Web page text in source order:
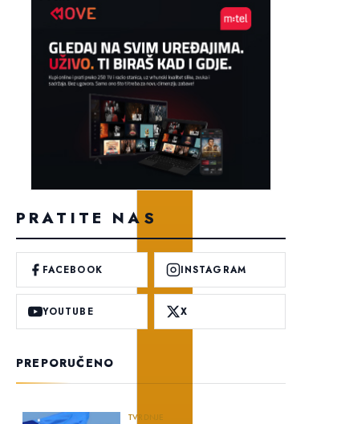
PRATITE NAS
FACEBOOK INSTAGRAM
YOUTUBE X
PREPORUČENO
TVRDNJE